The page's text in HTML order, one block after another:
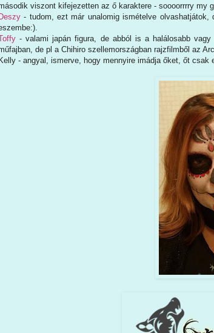
viszont kifejezetten az ő karaktere - soooorrrry my
Deszy - tudom, ezt már unalomig ismételve
- valami japán figura, de abból is a halálosabb
de pl a Chihiro szellemországban rajzfilmből az
Kelly - angyal, ismerve, hogy mennyire imádja őket, őt csak